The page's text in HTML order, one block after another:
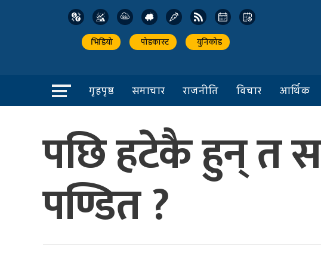
भिडियो पोडकास्ट युनिकोड
गृहपृष्ठ समाचार राजनीति विचार आर्थिक
पछि हटेकै हुन् त
पण्डित ?